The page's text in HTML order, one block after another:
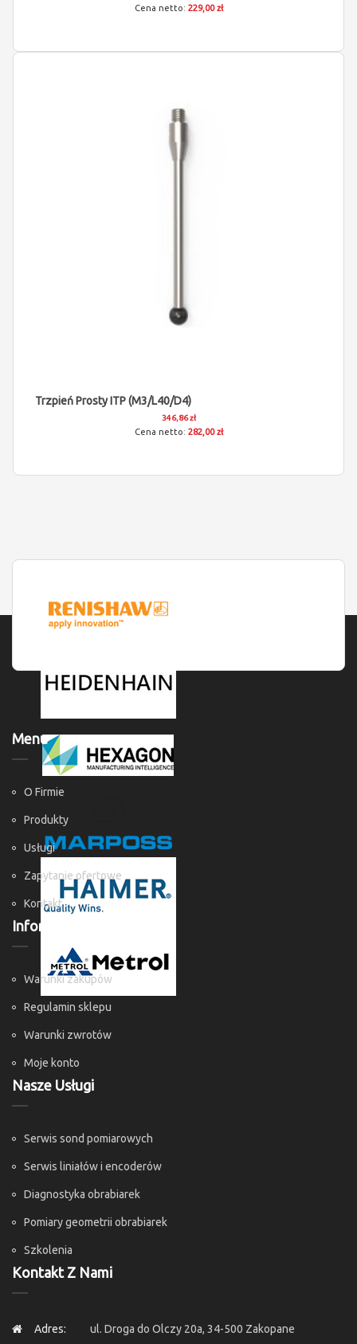
229,00 zł
Trzpień Prosty ITP (M3/L40/D4)
346,86 zł
282,00 zł
Menu
O Firmie
Produkty
Usługi
Zapytanie ofertowe
Kontakt
Informacje
Warunki zakupów
Regulamin sklepu
Warunki zwrotów
Moje konto
Nasze Usługi
Serwis sond pomiarowych
Serwis liniałów i encoderów
Diagnostyka obrabiarek
Pomiary geometrii obrabiarek
Szkolenia
Kontakt Z Nami
Adres: ul. Droga do Olczy 20a, 34-500 Zakopane